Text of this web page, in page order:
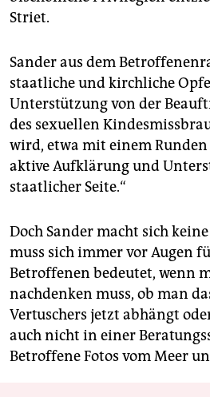
Striet.
Sander aus dem
staatliche und kirchliche
Unterstützung von der
des sexuellen
wird, etwa mit einem Runden
aktive Aufklärung und
staatlicher Seite.“
Doch Sander macht sich
muss sich immer vor Augen
Betroffenen bedeutet, wenn
nachdenken muss, ob man
Vertuschers jetzt abhängt
auch nicht in einer
Betroffene Fotos vom Meer